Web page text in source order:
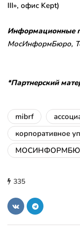
III», офис Kept)
Информационные
МосИнформБюро,
*Партнерский
mibrf
корпоративное
335